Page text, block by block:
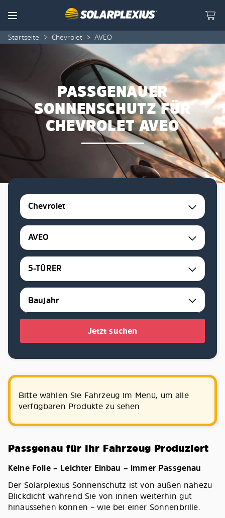
Menu
Startseite > Chevrolet > AVEO
PASSGENAUER
SONNENSCHUTZ FÜR
CHEVROLET AVEO
Chevrolet
AVEO
5-TÜRER
Jetzt suchen
Bitte wählen Sie Fahrzeug im Menü, um alle
verfügbaren Produkte zu sehen
Passgenau für Ihr Fahrzeug Produziert
Keine Folie – Leichter Einbau – immer Passgenau
Der Solarplexius Sonnenschutz ist von außen nahezu
Blickdicht während Sie von innen weiterhin gut
hinaussehen können – wie bei einer Sonnenbrille.